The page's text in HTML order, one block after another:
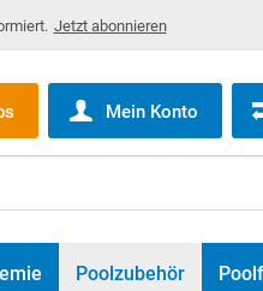
Jetzt abonnieren
Mein Konto
Poolzubehör